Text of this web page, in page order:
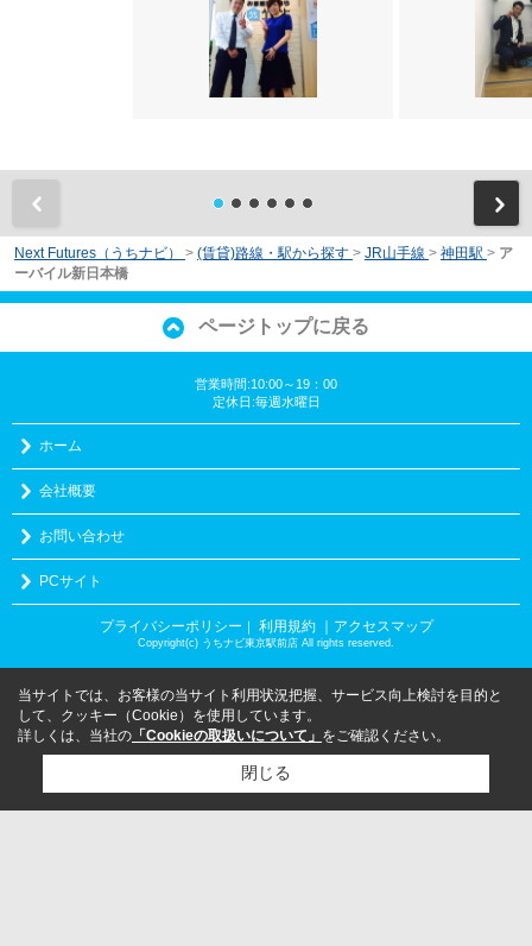
Next Futures（うちナビ） > (賃貸)路線・駅から探す > JR山手線 > 神田駅 > ア
ーバイル新日本橋
ページトップに戻る
営業時間:10:00～19：00
定休日:毎週水曜日
ホーム
会社概要
お問い合わせ
PCサイト
プライバシーポリシー 利用規約 ｜アクセスマップ
Copyright(c) うちナビ東京駅前店 All rights reserved.
当サイトでは、お客様の当サイト利用状況把握、サービス向上検討を目的と
して、クッキー（Cookie）を使用しています。
詳しくは、当社の 「Cookieの取扱いについて」 をご確認ください。
閉じる